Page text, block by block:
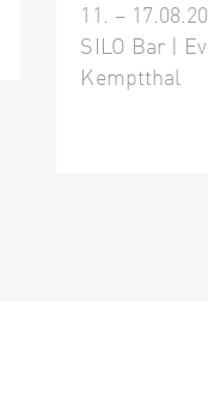
11. –
SILO Bar |
Kemptthal